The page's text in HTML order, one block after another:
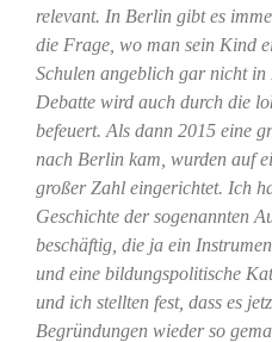
relevant. In Berlin gibt es
die Frage, wo man sein Kind
Schulen angeblich gar nicht
Debatte wird auch durch die
befeuert. Als dann 2015 eine
nach Berlin kam, wurden auf
großer Zahl eingerichtet. Ich
Geschichte der sogenannten
beschäftig, die ja ein
und eine bildungspolitische
und ich stellten fest, dass es
Begründungen wieder so